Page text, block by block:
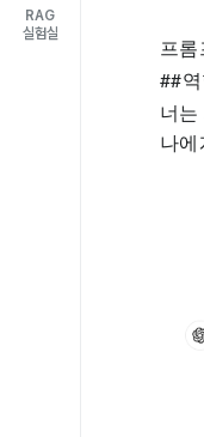
RAG
실험실
프
##
너
나